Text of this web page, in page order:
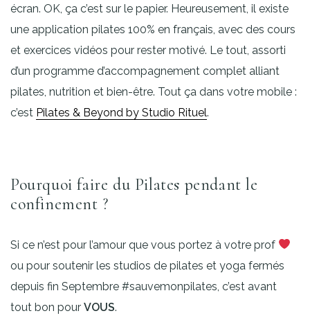
écran. OK, ça c’est sur le papier. Heureusement, il existe
une application pilates 100% en français, avec des cours
et exercices vidéos pour rester motivé. Le tout, assorti
d’un programme d’accompagnement complet alliant
pilates, nutrition et bien-être. Tout ça dans votre mobile :
c’est Pilates & Beyond by Studio Rituel.
Pourquoi faire du Pilates pendant le
confinement ?
Si ce n’est pour l’amour que vous portez à votre prof
ou pour soutenir les studios de pilates et yoga fermés
depuis fin Septembre #sauvemonpilates, c’est avant
tout bon pour VOUS.